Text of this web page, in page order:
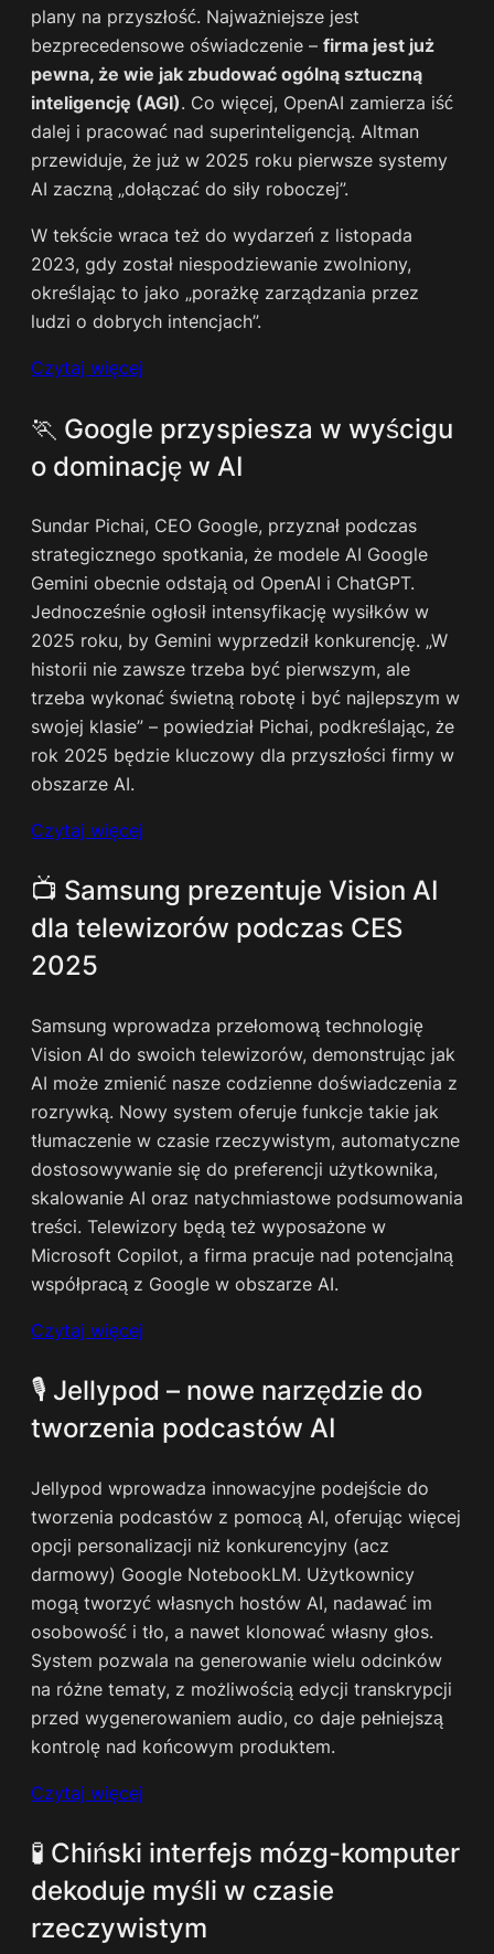
plany na przyszłość. Najważniejsze jest
bezprecedensowe oświadczenie – firma jest już
pewna, że wie jak zbudować ogólną sztuczną
inteligencję (AGI). Co więcej, OpenAI zamierza iść
dalej i pracować nad superinteligencją. Altman
przewiduje, że już w 2025 roku pierwsze systemy
AI zaczną „dołączać do siły roboczej”.
W tekście wraca też do wydarzeń z listopada
2023, gdy został niespodziewanie zwolniony,
określając to jako „porażkę zarządzania przez
ludzi o dobrych intencjach”.
Czytaj więcej
🏃 Google przyspiesza w wyścigu
o dominację w AI
Sundar Pichai, CEO Google, przyznał podczas
strategicznego spotkania, że modele AI Google
Gemini obecnie odstają od OpenAI i ChatGPT.
Jednocześnie ogłosił intensyfikację wysiłków w
2025 roku, by Gemini wyprzedził konkurencję. „W
historii nie zawsze trzeba być pierwszym, ale
trzeba wykonać świetną robotę i być najlepszym w
swojej klasie” – powiedział Pichai, podkreślając, że
rok 2025 będzie kluczowy dla przyszłości firmy w
obszarze AI.
Czytaj więcej
📺 Samsung prezentuje Vision AI
dla telewizorów podczas CES
2025
Samsung wprowadza przełomową technologię
Vision AI do swoich telewizorów, demonstrując jak
AI może zmienić nasze codzienne doświadczenia z
rozrywką. Nowy system oferuje funkcje takie jak
tłumaczenie w czasie rzeczywistym, automatyczne
dostosowywanie się do preferencji użytkownika,
skalowanie AI oraz natychmiastowe podsumowania
treści. Telewizory będą też wyposażone w
Microsoft Copilot, a firma pracuje nad potencjalną
współpracą z Google w obszarze AI.
Czytaj więcej
🎙️ Jellypod – nowe narzędzie do
tworzenia podcastów AI
Jellypod wprowadza innowacyjne podejście do
tworzenia podcastów z pomocą AI, oferując więcej
opcji personalizacji niż konkurencyjny (acz
darmowy) Google NotebookLM. Użytkownicy
mogą tworzyć własnych hostów AI, nadawać im
osobowość i tło, a nawet klonować własny głos.
System pozwala na generowanie wielu odcinków
na różne tematy, z możliwością edycji transkrypcji
przed wygenerowaniem audio, co daje pełniejszą
kontrolę nad końcowym produktem.
Czytaj więcej
🧪 Chiński interfejs mózg-komputer
dekoduje myśli w czasie
rzeczywistym